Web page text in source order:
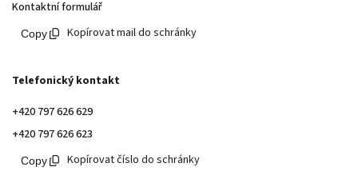
Kontaktní formulář
Kopírovat mail do schránky
Telefonický kontakt
+420 797 626 629
+420 797 626 623
Kopírovat číslo do schránky